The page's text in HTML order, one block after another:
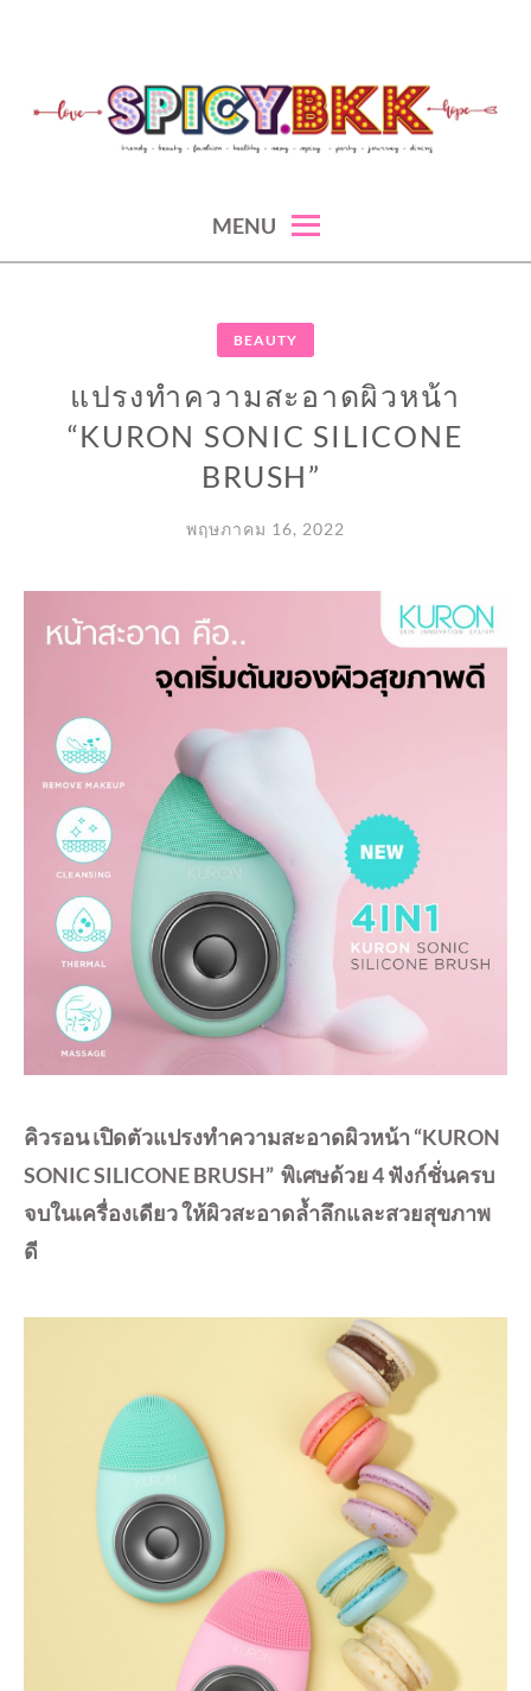
content
MENU
BEAUTY
แปรงทำความสะอาดผิวหน้า
“KURON SONIC SILICONE
BRUSH”
พฤษภาคม 16, 2022
คิวรอน เปิดตัวแปรงทำความสะอาดผิวหน้า “KURON
SONIC SILICONE BRUSH” พิเศษด้วย4ฟังก์ชั่นครบ
จบในเครื่องเดียว ให้ผิวสะอาดล้ำลึกและสวยสุขภาพ
ดี